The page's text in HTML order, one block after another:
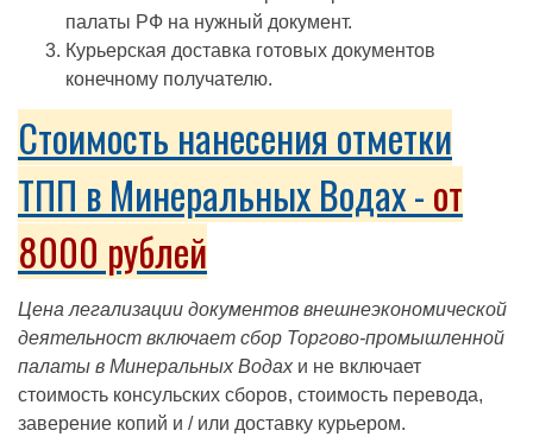
палаты РФ на нужный документ.
Курьерская доставка готовых документов
конечному получателю.
Стоимость нанесения отметки
ТПП в Минеральных Водах -от
8000 рублей
Цена легализации документов внешнеэкономической
деятельност включает сбор Торгово-промышленной
палаты в Минеральных Водахи не включает
стоимость консульских сборов, стоимость перевода,
заверение копий и / или доставку курьером.